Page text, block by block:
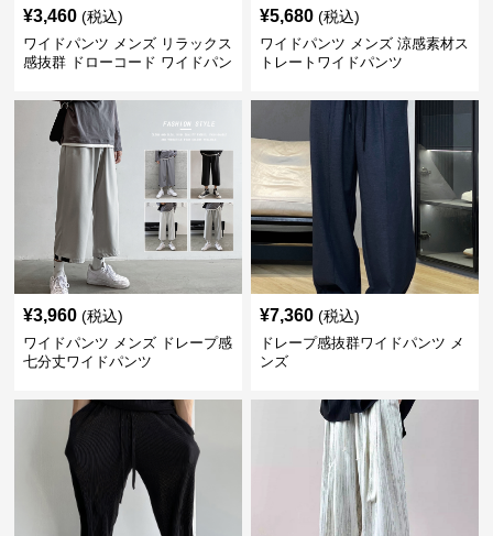
¥3,460 (税込)
ワイドパンツ メンズ リラックス
感抜群 ドローコード ワイドパン
¥5,680 (税込)
ワイドパンツ メンズ 涼感素材ス
トレートワイドパンツ
¥3,960 (税込)
ワイドパンツ メンズ ドレープ感
七分丈ワイドパンツ
¥7,360 (税込)
ドレープ感抜群ワイドパンツ メ
ンズ